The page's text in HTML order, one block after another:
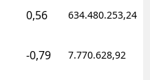
Isparta
Mersin
0,56 634.480.253,24
-0,79 7.770.628,92